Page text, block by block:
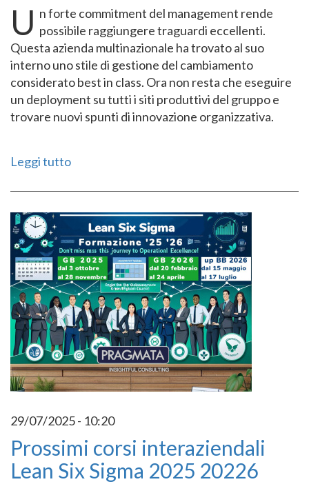
U n forte commitment del management rende
possibile raggiungere traguardi eccellenti.
Questa azienda multinazionale ha trovato al suo
interno uno stile di gestione del cambiamento
considerato best in class. Ora non resta che eseguire
un deployment su tutti i siti produttivi del gruppo e
trovare nuovi spunti di innovazione organizzativa.
Leggi tutto
29/07/2025 - 10:20
Prossimi corsi interaziendali
Lean Six Sigma 2025 20226